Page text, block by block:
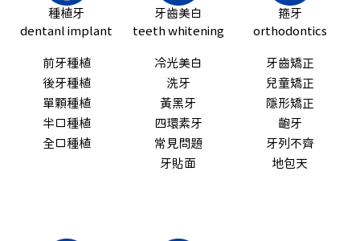
種植牙
dentanl implant
前牙種植
後牙種植
單顆種植
半口種植
全口種植
牙齒美白
teeth whitening
冷光美白
洗牙
黃黑牙
四環素牙
常見問題
牙貼面
箍牙
orthodontics
牙齒矯正
兒童矯正
隱形矯正
齙牙
牙列不齊
地包天